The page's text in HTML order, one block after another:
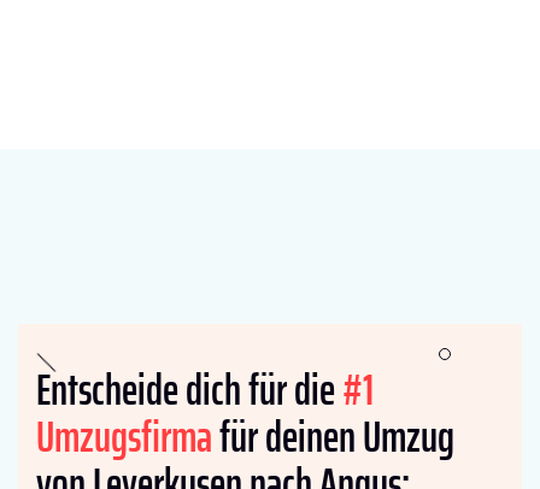
Entscheide dich für die#1
Umzugsfirmafür deinen Umzug